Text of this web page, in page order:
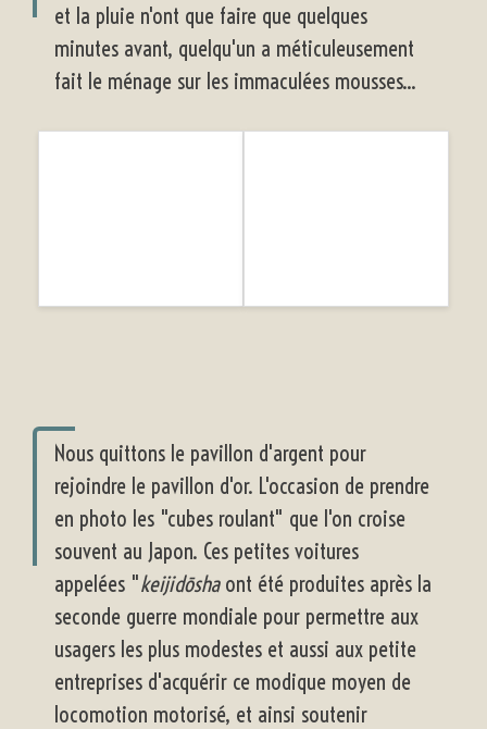
et la pluie n'ont que faire que quelques
minutes avant, quelqu'un a méticuleusement
fait le ménage sur les immaculées mousses...
Nous quittons le pavillon d'argent pour
rejoindre le pavillon d'or. L'occasion de prendre
en photo les "cubes roulant" que l'on croise
souvent au Japon. Ces petites voitures
appelées "keijidōshaont été produites après la
seconde guerre mondiale pour permettre aux
usagers les plus modestes et aussi aux petite
entreprises d'acquérir ce modique moyen de
locomotion motorisé, et ainsi soutenir